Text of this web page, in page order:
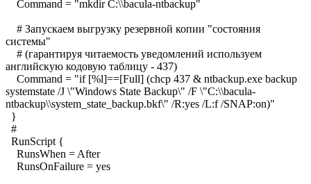
Command = "mkdir C:\\bacula-ntbackup"
# Запускаем выгрузку резервной копии "состояния
системы"
# (гарантируя читаемость уведомлений используем
английскую кодовую таблицу - 437)
Command = "if [%l]==[Full] (chcp 437 & ntbackup.exe backup
systemstate /J \"Windows State Backup\" /F \"C:\\bacula-
ntbackup\\system_state_backup.bkf\" /R:yes /L:f /SNAP:on)"
}
#
RunScript {
RunsWhen = After
RunsOnFailure = yes